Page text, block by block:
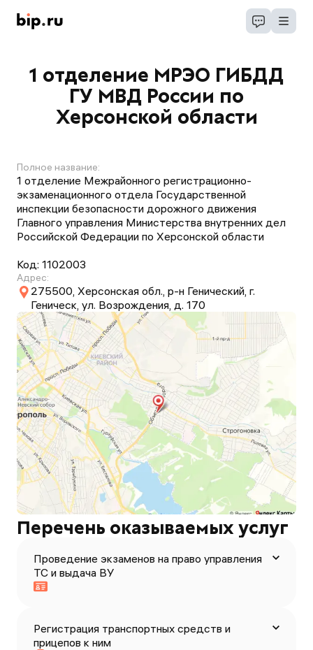
1 отделение МРЭО ГИБДД
ГУ МВД России по
Херсонской области
Полное название:
1 отделение Межрайонного регистрационно-
экзаменационного отдела Государственной
инспекции безопасности дорожного движения
Главного управления Министерства внутренних дел
Российской Федерации по Херсонской области
Код: 1102003
Адрес:
275500, Херсонская обл., р-н Генический, г.
Геническ, ул. Возрождения, д. 170
Перечень оказываемых услуг
Проведение экзаменов на право управления
ТС и выдача ВУ
Регистрация транспортных средств и
прицепов к ним